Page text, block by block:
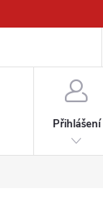
Přihlášení